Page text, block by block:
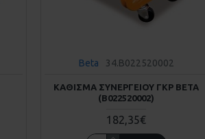
Beta 34.B022520002
ΚΆΘΙΣΜΑ ΣΥΝΕΡΓΕΊΟΥ ΓΚΡ BETA
(Β022520002)
182,35€